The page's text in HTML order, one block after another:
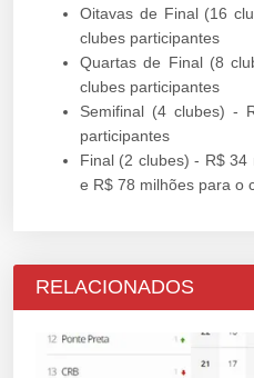
Oitavas de Final (16
clubes participantes
Quartas de Final (8
clubes participantes
Semifinal (4 clubes) -
participantes
Final (2 clubes) - R$
e R$ 78 milhões para o
RELACIONADOS